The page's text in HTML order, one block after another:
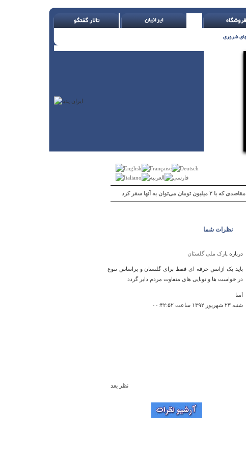
مقاصدی که با ۲ میلیون تومان می‌توان به آنها سفر کرد
نظرات شما
درباره پارک ملی گلستان
باید یک ازانس حرفه ای فقط برای گلستان و براساس تنوع
در خواست ها و تونایی های متفاوت مردم دایر گردد
آسا
شنبه ۲۳ شهريور ۱۳۹۲ ساعت ۰۰:۴۲:۵۲
باسلام باتوجه به اینکه مهدیشهر(سنگسر) بصورت شهرستان
نظر بعد